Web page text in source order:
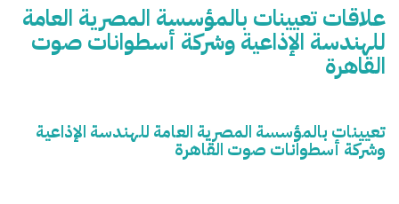
علاقات تعيينات بالمؤسسة المصرية العامة
للهندسة الإذاعية وشركة أسطوانات صوت
القاهرة
تعيينات بالمؤسسة المصرية العامة للهندسة الإذاعية
وشركة أسطوانات صوت القاهرة